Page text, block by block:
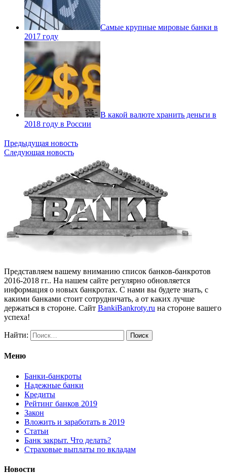
Самые крупные мировые банки в
2017 году
В какой валюте хранить деньги в
2018 году в России
Предыдущая новость
Следующая новость
Представляем вашему вниманию список банков-банкротов
2016-2018 гг.. На нашем сайте регулярно обновляется
информация о новых банкротах. С нами вы будете знать, с
какими банками стоит сотрудничать, а от каких лучше
держаться в стороне. Сайт BankiBankroty.ru на стороне вашего
успеха!
Найти:
Меню
Банки-банкроты
Надежные банки
Кредиты
Рейтинг банков 2019
Закон
Вложить и заработать в 2019
Статьи
Банк закрыт. Что делать?
Страховые выплаты по вкладам
Новости